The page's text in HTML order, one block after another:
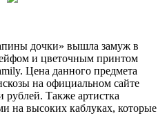
дочки» вышла замуж в
и цветочным принтом
Цена данного предмета
на официальном сайте
рублей. Также артистка
на высоких каблуках, которые